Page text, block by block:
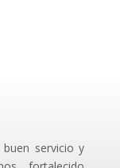
servicio y